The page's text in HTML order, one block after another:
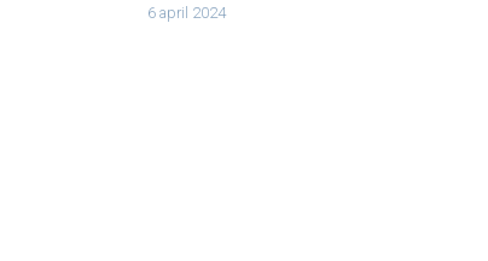
6 april 2024